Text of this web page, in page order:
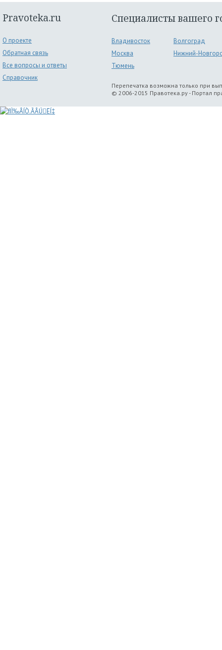
Pravoteka.ru
О проекте
Обратная связь
Все вопросы и ответы
Справочник
Специалисты вашего
Владивосток
Волгоград
Москва
Нижний-
Тюмень
Перепечатка возможна только при
© 2006-2015 Правотека.ру - Портал